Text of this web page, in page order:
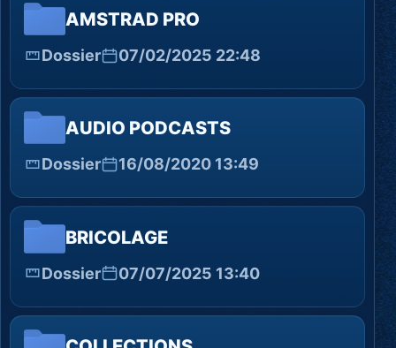
AMSTRAD PRO
Dossier 07/02/2025 22:48
AUDIO PODCASTS
Dossier 16/08/2020 13:49
BRICOLAGE
Dossier 07/07/2025 13:40